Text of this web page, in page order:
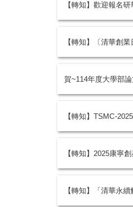
【轉知】歡迎報名
【轉知】〔清華創
賀~114年度大學部
【轉知】TSMC-
【轉知】2025康寧
【轉知】「清華永